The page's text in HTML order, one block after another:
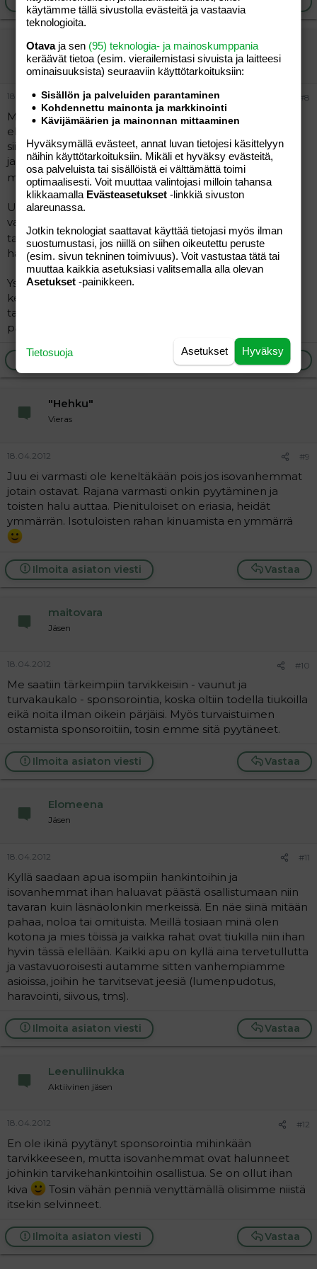
Vinkuiita
Jäsen
18.04.2012 #8
Me ollaan niin nopeita liikkeissämme, ettei sponsorit
ehdi mukaan. Todella harvoin jutellaan muiden kuullen
siitä, mitä taas pitäis hankkia.. sukulaisperhe näin tekee,
ja kohta joku jo tavaran heille kantaa. En valita, kantais
mullekin, jos sais mahdollisuuden
Usein saadaan isovanhemmilta tuomisina lasten
vaatteita ja leluja. Se tuntuu mukavalta ja tietysti
taloudellisestikin on hyvä juttu meille
Isommat
hankinnat hoidetaan sitten itse.
Ystävälläni muuten on viisi lasta, joille hän ei ole
kertaakaan (näin sanoi itse) ostanut esim. talvivaatteita
tai harrastusvälineitä.. Isovanhemmat siis auttavat
paljonkin.
Vastaa
Ilmoita asiaton viesti
"Hehku"
Vieras
18.04.2012 #9
Juu ei varmasti ole keneltäkään pois jos isovanhemmat
jotain ostavat. Rajana varmasti onkin pyytäminen ja
toisten halu auttaa. Pienituloiset on eriasia, heidät
ymmärrän. Isotuloisten rahan kinuamista en ymmärrä
Vastaa
Ilmoita asiaton viesti
maitovara
Jäsen
18.04.2012 #10
Me saatiin tärkeimpiin tarvikkeisiin - vaunut ja
turvakaukalo - sponsorointia, koska oltiin todella tiukoilla
eikä noita ilman oikein pärjäisi. Myös turvaistuimen
ostamista sponsoroitiin, tosin emme sitä pyytäneet.
Vastaa
Ilmoita asiaton viesti
Elomeena
Jäsen
18.04.2012 #11
Kyllä saadaan apua isompiin hankintoihin ja
isovanhemmat ihan haluavat päästä osallistumaan niin
tavaran kuin läsnäolonkin merkeissä. En näe siinä mitään
pahaa, noloa tai omituista. Meillä tosiaan minä olen
kotona ja mies töissä ja vaikka rahat ovat tiukilla niin ihan
hyvin tässä elellään. Kaikki apu on kyllä aina tervetullutta
ja vastavuoroisesti autamme sitten vanhempiamme
asioissa, joihin he tarvitsevat jeesiä (lumenpudotus,
haravointi, siivous, tms).
Vastaa
Ilmoita asiaton viesti
Leenuliinukka
Aktiivinen jäsen
18.04.2012 #12
En ole ikinä pyytänyt sponsorointia mihinkään
tarvikkeeseen, mutta isovanhemmat ovat halunneet
johinkin tarvikehankintoihin osallistua. Se on ollut ihan
kiva
Tosin vähän penniä venyttämällä olisimme niistä
itsekin selvinneet.
Vastaa
Ilmoita asiaton viesti
käytämme tällä sivustolla evästeitä ja vastaavia
teknologioita.
Otavaja sen (95) teknologia- ja mainoskumppania
keräävät tietoa (esim. vierailemis­tasi sivuista ja laitteesi
ominaisuuk­sista) seuraaviin käyttötarkoituksiin:
Sisällön ja palveluiden parantaminen
Kohdennettu mainonta ja markkinointi
Kävijämäärien ja mainonnan mittaaminen
Hyväksymällä evästeet, annat luvan tietojesi käsittelyyn
näihin käyttötarkoituksiin. Mikäli et hyväksy evästeitä,
osa palveluista tai sisällöistä ei välttämättä toimi
optimaalisesti. Voit muuttaa valintojasi milloin tahansa
klikkaamalla Evästeasetukset -linkkiä sivuston
alareunassa.
Jotkin teknologiat saattavat käyttää tietojasi myös ilman
suostumustasi, jos niillä on siihen oikeutettu peruste
(esim. sivun tekninen toimivuus). Voit vastustaa tätä tai
muuttaa kaikkia asetuksiasi valitsemalla alla olevan
Asetukset -painikkeen.
Hyväksy
Asetukset
Tietosuoja